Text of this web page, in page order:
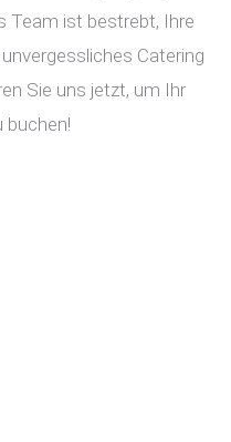
Team ist bestrebt, Ihre
Catering
Sie uns jetzt, um Ihr
buchen!